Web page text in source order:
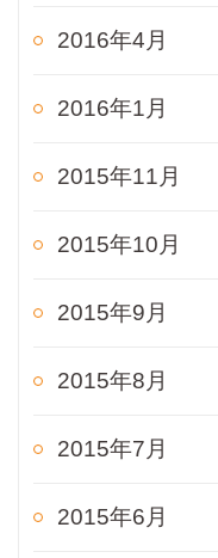
2016年4月
2016年1月
2015年11月
2015年10月
2015年9月
2015年8月
2015年7月
2015年6月